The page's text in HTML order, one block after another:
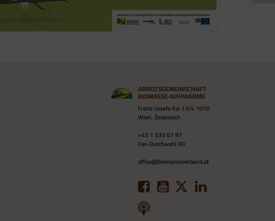
ARBEITSGEMEINSCHAFT
BIOMASSE-NAHWÄRME
Franz-Josefs Kai 13/4 1010
Wien, Österreich
+43 1 533 07 97
Fax-Durchwahl 90
office@biomasseverband.at